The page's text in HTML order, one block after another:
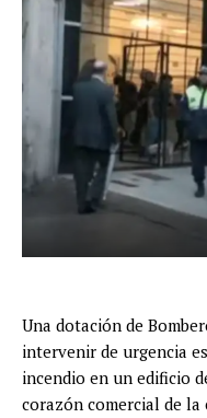
Una dotación de
intervenir de urgencia
incendio en un edificio
corazón comercial de